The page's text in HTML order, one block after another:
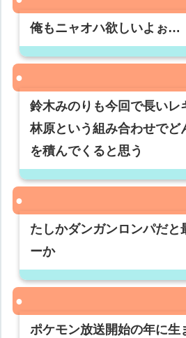
俺もニャオハ欲しいよぉ…
鈴木みのりも今回で長いレ
林原という組み合わせでど
を積んでくると思う
たしかダンガンロンパだと
ーか
ポケモン放送開始の年に生